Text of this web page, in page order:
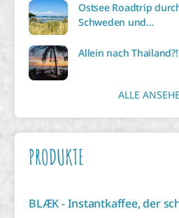
Ostsee Roadtrip
Schweden und…
Allein nach
ALLE
PRODUKTE
BLÆK - Instantkaffee, der